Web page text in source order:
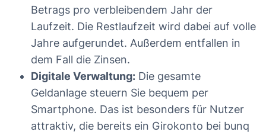
Betrags pro verbleibendem Jahr der
Laufzeit. Die Restlaufzeit wird dabei auf volle
Jahre aufgerundet. Außerdem entfallen in
dem Fall die Zinsen.
Digitale Verwaltung: Die gesamte
Geldanlage steuern Sie bequem per
Smartphone. Das ist besonders für Nutzer
attraktiv, die bereits ein Girokonto bei bunq